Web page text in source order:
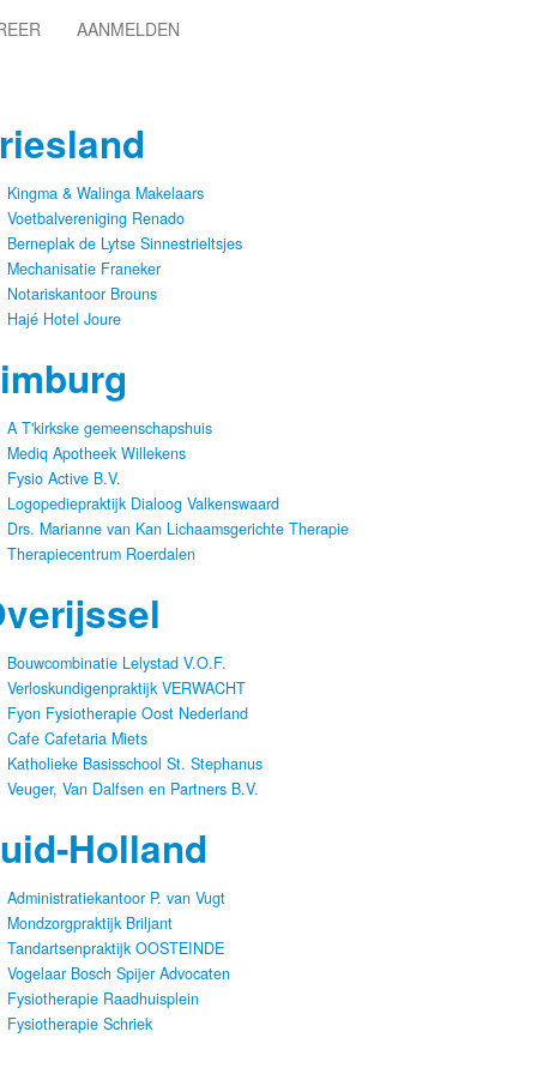
AANMELDEN
Kingma & Walinga Makelaars
Voetbalvereniging Renado
Berneplak de Lytse Sinnestrieltsjes
Mechanisatie Franeker
Notariskantoor Brouns
Hajé Hotel Joure
A T'kirkske gemeenschapshuis
Mediq Apotheek Willekens
Fysio Active B.V.
Logopediepraktijk Dialoog Valkenswaard
Drs. Marianne van Kan Lichaamsgerichte Therapie
Therapiecentrum Roerdalen
Bouwcombinatie Lelystad V.O.F.
Verloskundigenpraktijk VERWACHT
Fyon Fysiotherapie Oost Nederland
Cafe Cafetaria Miets
Katholieke Basisschool St. Stephanus
Veuger, Van Dalfsen en Partners B.V.
Holland
Administratiekantoor P. van Vugt
Mondzorgpraktijk Briljant
Tandartsenpraktijk OOSTEINDE
Vogelaar Bosch Spijer Advocaten
Fysiotherapie Raadhuisplein
Fysiotherapie Schriek